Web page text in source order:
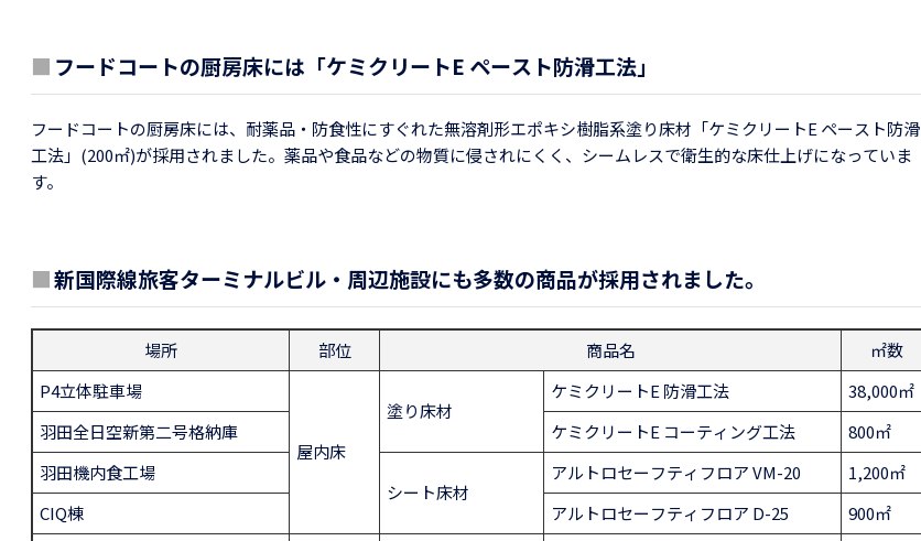
■ フードコートの厨房床には「ケミクリートE ペースト防滑工法」
フードコートの厨房床には、耐薬品・防食性にすぐれた無溶剤形エポキシ樹脂系塗り床材「ケミクリートE ペースト防滑
工法」(200㎡)が採用されました。薬品や食品などの物質に侵されにくく、シームレスで衛生的な床仕上げになっていま
す。
■新国際線旅客ターミナルビル・周辺施設にも多数の商品が採用されました。
場所 部位 商品名
㎡数
P4立体駐車場
屋内床
塗り床材
ケミクリートE 防滑工法
38,000㎡
羽田全日空新第二号格納庫
ケミクリートE コーティング工法
800㎡
羽田機内食工場
シート床材
アルトロセーフティフロア VM-20
1,200㎡
CIQ棟
アルトロセーフティフロア D-25 900㎡